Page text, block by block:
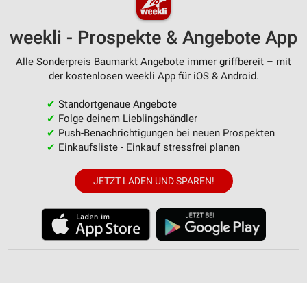
weekli - Prospekte & Angebote App
Alle Sonderpreis Baumarkt Angebote immer griffbereit – mit
der kostenlosen weekli App für iOS & Android.
✔ Standortgenaue Angebote
✔ Folge deinem Lieblingshändler
✔ Push-Benachrichtigungen bei neuen Prospekten
✔ Einkaufsliste - Einkauf stressfrei planen
JETZT LADEN UND SPAREN!
Verwendung von Profilen zur Auswahl
Erstellung von Profilen zur Personalisierung
von Inhalten
Verwendung von Profilen zur Auswahl
Messung der Werbeleistung
Messung der Performance von Inhalten
Analyse von Zielgruppen durch Statistiken oder
Kombinationen von Daten aus verschiedenen
Entwicklung und Verbesserung der Angebote